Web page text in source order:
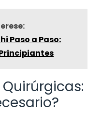
Paso a Paso: